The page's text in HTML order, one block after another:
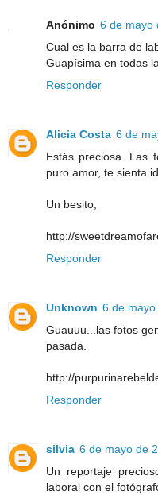
Anónimo 6 de mayo
Cual es la barra de
Guapísima en todas
Responder
Alicia Costa 6 de
Estás preciosa. Las
puro amor, te sienta
Un besito,
http://
Responder
Unknown 6 de
Guauuu...las fotos
pasada.
http://
Responder
silvia 6 de mayo de
Un reportaje
laboral con el